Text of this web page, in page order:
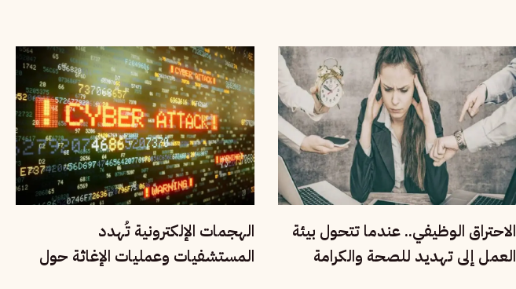
الاحتراق الوظيفي.. عندما تتحول بيئة
العمل إلى تهديد للصحة والكرامة
الهجمات الإلكترونية تُهدد
المستشفيات وعمليات الإغاثة حول